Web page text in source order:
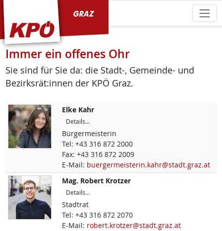
Immer ein offenes Ohr
Sie sind für Sie da: die Stadt-, Gemeinde- und
Bezirksrät:innen der KPÖ Graz.
Elke Kahr
Details...
Bürgermeisterin
Tel: +43 316 872 2000
Fax: +43 316 872 2009
E-Mail: buergermeisterin.kahr@stadt.graz.at
Mag. Robert Krotzer
Details...
Stadtrat
Tel: +43 316 872 2070
E-Mail: robert.krotzer@stadt.graz.at